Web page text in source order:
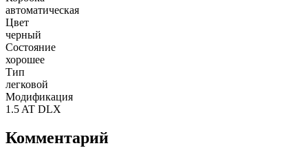
автоматическая
Цвет
черный
Состояние
хорошее
Тип
легковой
Модификация
1.5 AT DLX
Комментарий